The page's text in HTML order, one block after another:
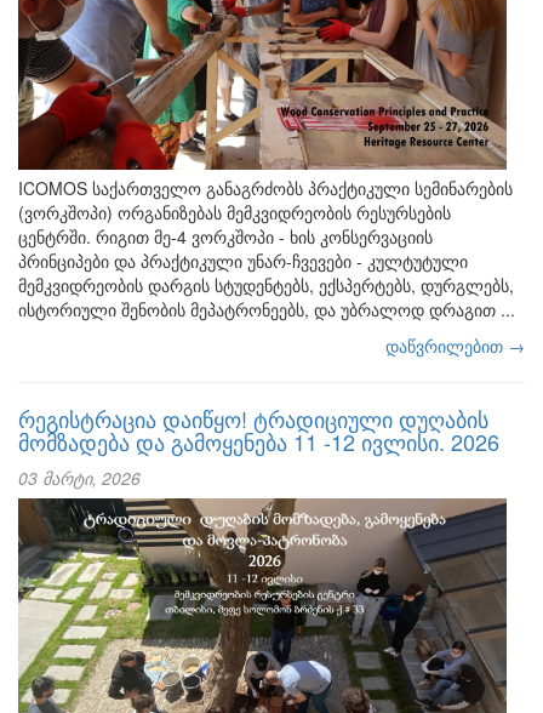
ICOMOS საქართველო განაგრძობს პრაქტიკული სემინარების
(ვორკშოპი) ორგანიზებას მემკვიდრეობის რესურსების
ცენტრში. რიგით მე-4 ვორკშოპი - ხის კონსერვაციის
პრინციპები და პრაქტიკული უნარ-ჩვევები - კულტუტული
მემკვიდრეობის დარგის სტუდენტებს, ექსპერტებს, დურგლებს,
ისტორიული შენობის მეპატრონეებს, და უბრალოდ დრაგით ...
დაწვრილებით →
რეგისტრაცია დაიწყო! ტრადიციული დუღაბის
მომზადება და გამოყენება 11 -12 ივლისი. 2026
03 მარტი, 2026